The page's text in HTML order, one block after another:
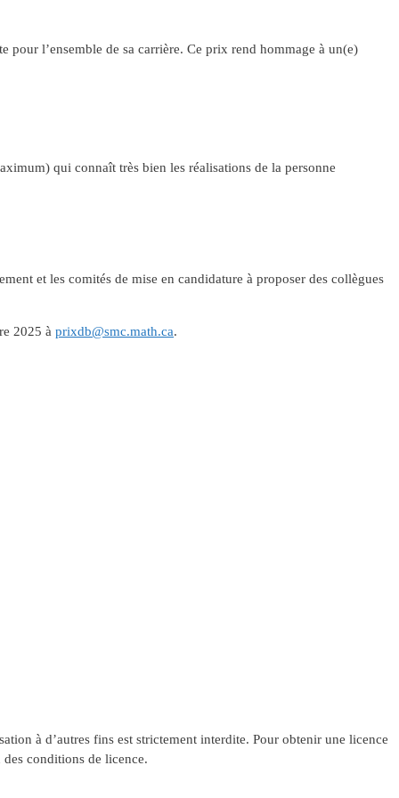
l’ensemble de sa carrière. Ce prix rend hommage à un(e)
qui connaît très bien les réalisations de la personne
et les comités de mise en candidature à proposer des collègues
2025 à prixdb@smc.math.ca.
à d’autres fins est strictement interdite. Pour obtenir une licence
conditions de licence.